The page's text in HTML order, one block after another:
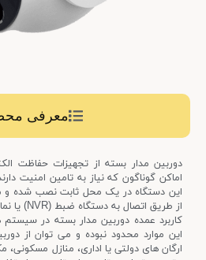
معرفی
دوربین مدار بسته از تجهیزات حفاظت
اماکن گوناگون که نیاز به تامین امنیت
این دستگاه در یک محل ثابت نصب شده و
از طریق اتصال به دستگاه ضبط (NVR) یا نمایشگر تصویر ارسال می کند.
کاربرد عمده دوربین مدار بسته در
این موارد محدود نبوده و می توان از
ارگان های دولتی یا اداری، منازل مسکونی،